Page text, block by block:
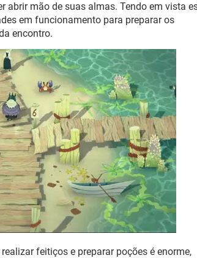
abrir mão de suas almas. Tendo em vista
em funcionamento para preparar os
encontro.
feitiços e preparar poções é enorme,